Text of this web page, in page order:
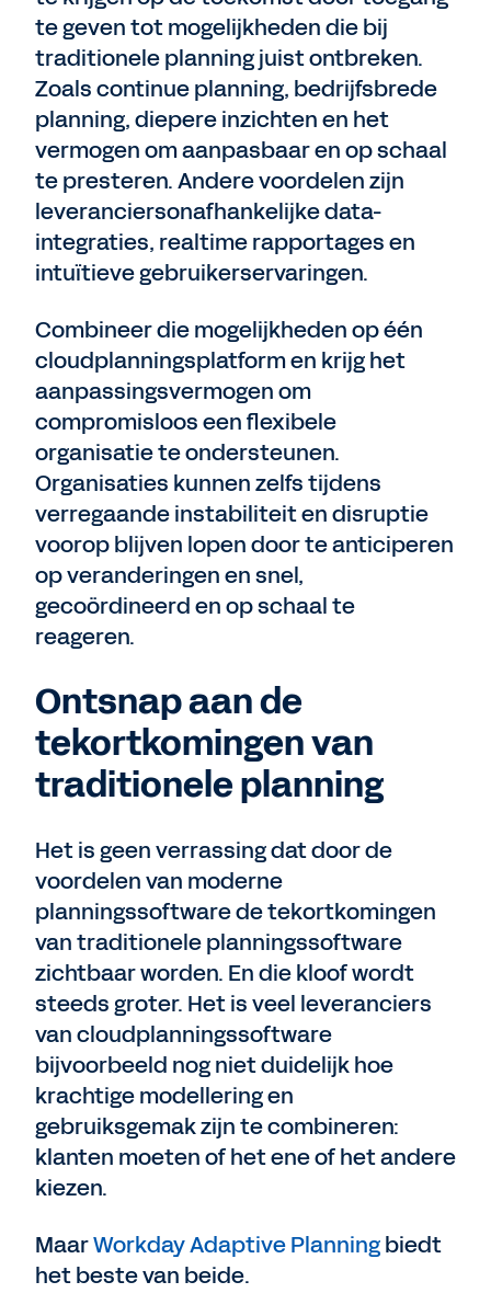
te geven tot mogelijkheden die bij
traditionele planning juist ontbreken.
Zoals continue planning, bedrijfsbrede
planning, diepere inzichten en het
vermogen om aanpasbaar en op schaal
te presteren. Andere voordelen zijn
leveranciersonafhankelijke data-
integraties, realtime rapportages en
intuïtieve gebruikerservaringen.
Combineer die mogelijkheden op één
cloudplanningsplatform en krijg het
aanpassingsvermogen om
compromisloos een flexibele
organisatie te ondersteunen.
Organisaties kunnen zelfs tijdens
verregaande instabiliteit en disruptie
voorop blijven lopen door te anticiperen
op veranderingen en snel,
gecoördineerd en op schaal te
reageren.
Ontsnap aan de
tekortkomingen van
traditionele planning
Het is geen verrassing dat door de
voordelen van moderne
planningssoftware de tekortkomingen
van traditionele planningssoftware
zichtbaar worden. En die kloof wordt
steeds groter. Het is veel leveranciers
van cloudplanningssoftware
bijvoorbeeld nog niet duidelijk hoe
krachtige modellering en
gebruiksgemak zijn te combineren:
klanten moeten of het ene of het andere
kiezen.
MaarWorkday Adaptive Planningbiedt
het beste van beide.